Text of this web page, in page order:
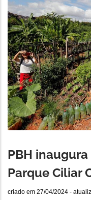
PBH
Parque Ciliar
criado em 27/04/2024 -